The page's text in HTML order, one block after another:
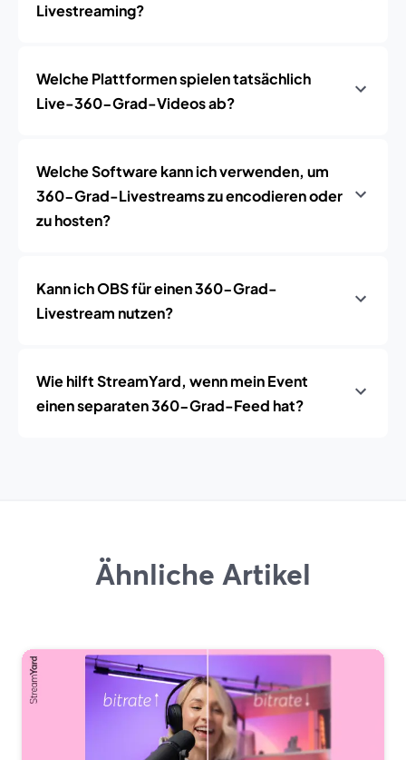
Livestreaming?
Welche Plattformen spielen tatsächlich
Live-360-Grad-Videos ab?
Welche Software kann ich verwenden, um
360-Grad-Livestreams zu encodieren oder
zu hosten?
Kann ich OBS für einen 360-Grad-
Livestream nutzen?
Wie hilft StreamYard, wenn mein Event
einen separaten 360-Grad-Feed hat?
Ähnliche Artikel